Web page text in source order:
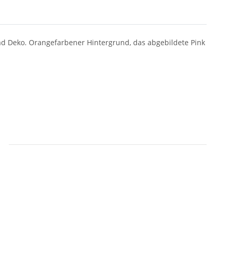
Deko. Orangefarbener Hintergrund, das abgebildete Pink